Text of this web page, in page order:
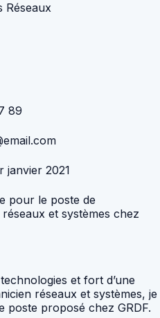
Réseaux
89
janvier 2021
pour le poste de
et systèmes chez
et fort d’une
réseaux et systèmes, je
poste proposé chez GRDF.